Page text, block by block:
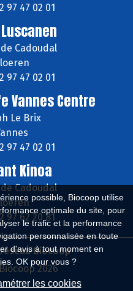
possible, Biocoop utilise
optimale du site, pour
le trafic et la performance
personnalisée en toute
d'avis à tout moment en
OK pour vous ?
les cookies
97 47 02 01
Cadoudal
97 47 02 01
Vannes Centre
Le Brix
97 47 02 01
Kinoa
de Cadoudal
97 62 20 81
Biocoop
2026